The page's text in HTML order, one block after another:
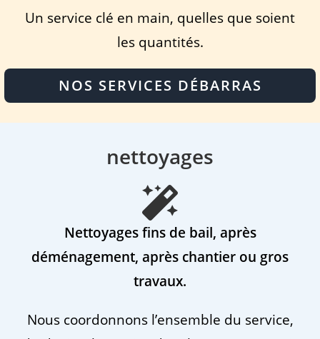
Un service clé en main, quelles que soient
les quantités.
NOS SERVICES DÉBARRAS
nettoyages
Nettoyages fins de bail, après
déménagement, après chantier ou gros
travaux.
Nous coordonnons l’ensemble du service,